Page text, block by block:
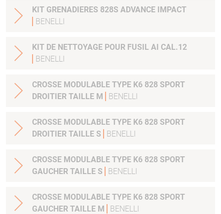
KIT GRENADIERES 828S ADVANCE IMPACT
BENELLI
KIT DE NETTOYAGE POUR FUSIL AI CAL.12
BENELLI
CROSSE MODULABLE TYPE K6 828 SPORT
DROITIER TAILLE M
BENELLI
CROSSE MODULABLE TYPE K6 828 SPORT
DROITIER TAILLE S
BENELLI
CROSSE MODULABLE TYPE K6 828 SPORT
GAUCHER TAILLE S
BENELLI
CROSSE MODULABLE TYPE K6 828 SPORT
GAUCHER TAILLE M
BENELLI